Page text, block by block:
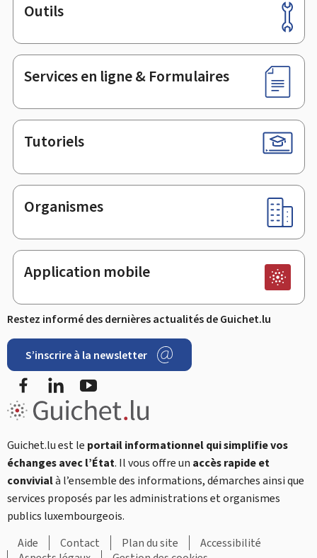
Pied
de
page
Outils
Services en ligne & Formulaires
Tutoriels
Organismes
Application mobile
Restez informé des dernières actualités de Guichet.lu
S’inscrire à la newsletter
FacebookLinkedIn
Guichet.lu est le portail informationnel qui simplifie vos
échanges avec l’État. Il vous offre un accès rapide et
convivialà l’ensemble des informations, démarches ainsi que
services proposés par les administrations et organismes
publics luxembourgeois.
Aide
Contact Plan du site
Accessibilité